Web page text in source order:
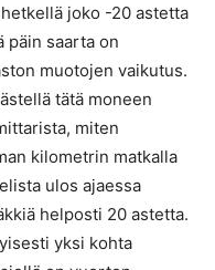
joko -20 astetta
päin saarta on
muotojen vaikutus.
tätä moneen
miten
kilometrin matkalla
ulos ajaessa
helposti 20 astetta.
yksi kohta